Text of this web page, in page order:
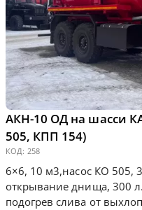
АКН-10 ОД на шасси
505, КПП 154)
КОД: 258
6×6, 10 м3,насос КО 505,
открывание днища, 300
подогрев слива от